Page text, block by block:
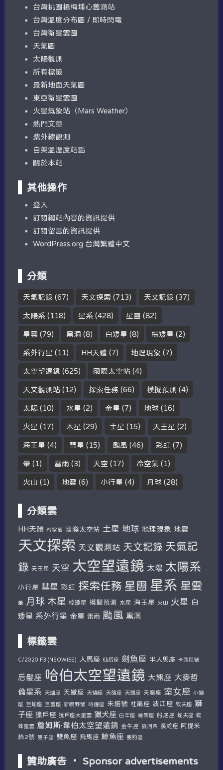
台灣桃園楊梅埔心舊測站
台灣溫度分布圖 / 即時閃電
台灣衛星雲圖
天氣圖
太陽觀測
所有標籤
最新地面天氣圖
東亞衛星雲圖
火星氣象站（Mars Weather）
熱門文章
紫外線觀測
自架溫溼度站點
關於本站
其他操作
登入
訂閱網站內容的資訊提供
訂閱留言的資訊提供
WordPress.org 台灣繁體中文
分類
天氣記錄 (67) 天文探索 (713) 天文記錄 (37)
太陽系 (118) 星系 (428) 星團 (82)
星雲 (79) 黑洞 (8) 白矮星 (8) 棕矮星 (2)
系外行星 (11) HH天體 (7) 地理現象 (7)
太空望遠鏡 (625) 國際太空站 (4)
天文觀測站 (12) 探索任務 (66) 模擬預測 (4)
太陽 (10) 水星 (2) 金星 (7) 地球 (16)
火星 (17) 木星 (29) 土星 (15) 天王星 (2)
海王星 (4) 彗星 (15) 颱風 (46) 彩虹 (7)
暈 (1) 雷雨 (3) 天空 (17) 冷空氣 (1)
火山 (1) 地震 (6) 小行星 (4) 月球 (28)
分類雲
HH天體 冷空氣 國際太空站 土星 地球 地理現象 地震
天文探索 天文觀測站 天文記錄 天氣記
錄 天王星 天空 太空望遠鏡 太陽 太陽系
小行星 彗星 彩虹 探索任務 星團 星系 星雲
暈 月球 木星 棕矮星 模擬預測 水星 海王星 火山 火星 白
矮星 系外行星 金星 雷雨 颱風 黑洞
標籤雲
C/2020 F3 (NEOWISE) 人馬座 仙后座 劍魚座 半人馬座 卡西尼號
后髮座 哈伯太空望遠鏡 大熊座 大麥哲
倫星系
天爐座 天蠍座 天貓座 天鴿座 天鵝座 天龍座 室女座 小獅
座 巨蛇座 巨蟹座 新視野號 時鐘座 朱諾號 杜鵑座 波江座 牧夫座
獅
子座 獵戶座 獵戶座大星雲 獵犬座 白羊座 繪架座 船底座 蛇夫座 蜘
蛛星雲 詹姆斯·韋伯太空望遠鏡 金牛座 銀河系 長蛇座 阿提米
絲2號
雙子座 雙魚座 飛馬座 鯨魚座 鹿豹座
贊助廣告 ‧ Sponsor advertisements